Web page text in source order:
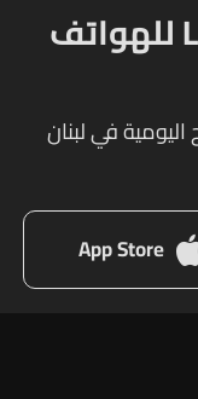
حمل الآن تطبيق LBCI للهواتف
اليومية في لبنان
App Store